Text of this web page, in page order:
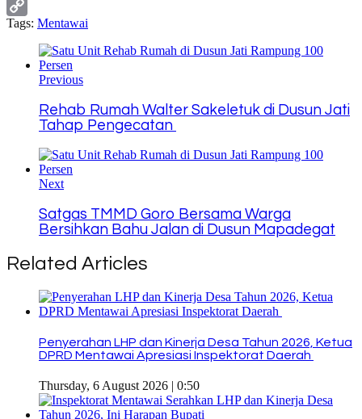
Line
Copy
Tags: Mentawai
Previous
Rehab Rumah Walter Sakeletuk di Dusun Jati
Tahap Pengecatan
Next
Satgas TMMD Goro Bersama Warga
Bersihkan Bahu Jalan di Dusun Mapadegat
Related Articles
Penyerahan LHP dan Kinerja Desa Tahun 2026, Ketua
DPRD Mentawai Apresiasi Inspektorat Daerah
Thursday, 6 August 2026 | 0:50